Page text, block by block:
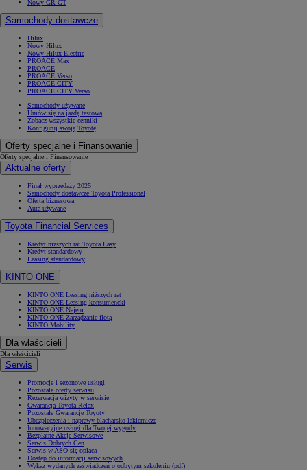
Nowy GR GT
Samochody dostawcze
Hilux
Nowy Hilux
Nowy Hilux Electric
PROACE Max
PROACE
PROACE Verso
PROACE CITY
PROACE CITY Verso
Samochody używane
Umów się na jazdę testową
Zobacz wszystkie cenniki
Konfiguruj swoją Toyotę
Oferty specjalne i Finansowanie
Oferty specjalne i Finansowanie
Aktualne oferty
Finał wyprzedaży 2025
Samochody dostawcze Toyota Professional
Oferta biznesowa
Auta używane
Toyota Financial Services
Kredyt niższych rat Toyota Easy
Kredyt standardowy
Leasing standardowy
KINTO ONE
KINTO ONE Leasing niższych rat
KINTO ONE Leasing konsumencki
KINTO ONE Najem
KINTO ONE Zarządzanie flotą
KINTO Mobility
Dla właścicieli
Dla właścicieli
Serwis
Promocje i sezonowe usługi
Pozostałe oferty serwisu
Rezerwacja wizyty w serwisie
Gwarancja Toyota Relax
Pozostałe Gwarancje Toyoty
Ubezpieczenia i naprawy blacharsko-lakiernicze
Innowacyjne usługi dla Twojej wygody
Bezpłatne Akcje Serwisowe
Serwis Dobrych Cen
Serwis w ASO się opłaca
Dostęp do informacji serwisowych
Wykaz wydanych zaświadczeń o odbytym szkoleniu (pdf)